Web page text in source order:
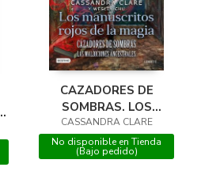
CAZADORES DE
SOMBRAS. LOS
MANUSCRITOS ROJOS
DE LA
CASSANDRA CLARE
No disponible en Tienda
(Bajo pedido)